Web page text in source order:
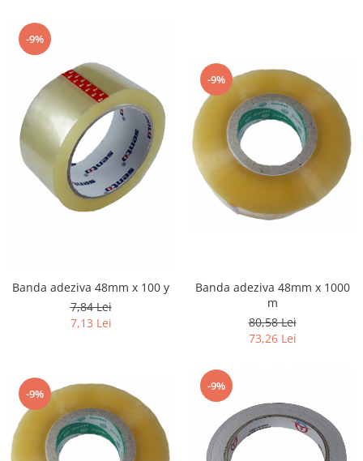
-9%
Banda adeziva 48mm x 100 y
7,84 Lei
7,13 Lei
-9%
Banda adeziva 48mm x 1000
m
80,58 Lei
73,26 Lei
-9%
-9%